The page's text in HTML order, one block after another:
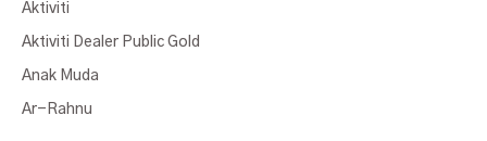
Aktiviti
Aktiviti Dealer Public Gold
Anak Muda
Ar-Rahnu